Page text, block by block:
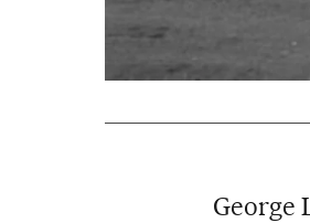
George